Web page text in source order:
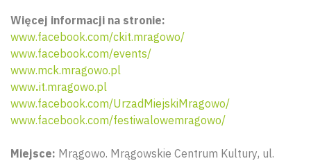
Więcej informacji na stronie:
www.facebook.com/ckit.mragowo/
www.facebook.com/events/
www.mck.mragowo.pl
www.it.mragowo.pl
www.facebook.com/UrzadMiejskiMragowo/
www.facebook.com/festiwalowemragowo/
Miejsce: Mrągowo. Mrągowskie Centrum Kultury, ul.